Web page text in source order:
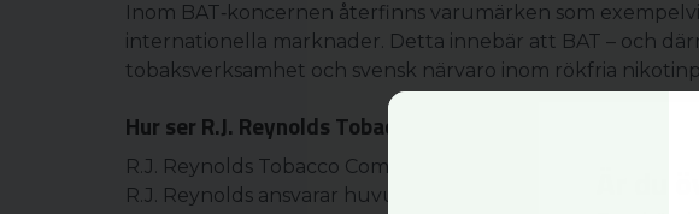
Inom BAT‑koncernen återfinns varumärken som
internationella marknader. Detta innebär att BAT – och
tobaksverksamhet och svensk närvaro inom rökfria
Hur ser R.J. Reynolds Tobacco Company på rökfria
R.J. Reynolds Tobacco Company är en del av BAT:s
R.J. Reynolds ansvarar huvudsakligen för
Är du